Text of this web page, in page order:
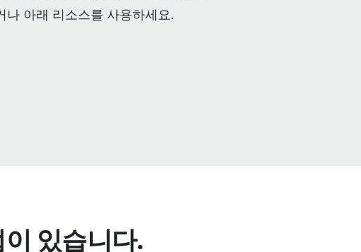
나 아래 리소스를 사용하세요.
있습니다.